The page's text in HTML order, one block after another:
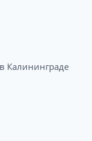
Калининграде​